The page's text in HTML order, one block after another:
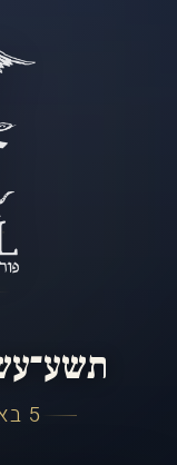
5 באוגוסט 2007 – 2026